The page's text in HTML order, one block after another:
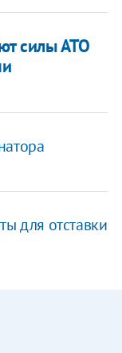
силы АТО
для отставки